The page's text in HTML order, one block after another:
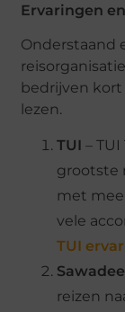
Ervaringen
Onderstaand
bedrijven
lezen.
TUI –
grootste
met
vele
TUI
Sawadee
reizen